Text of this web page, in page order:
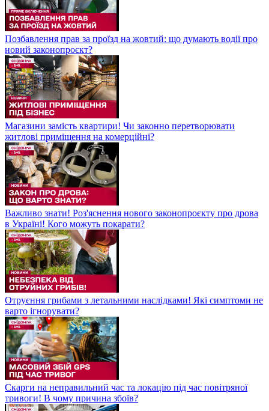
Позбавлення прав за проїзд на жовтий: що думають водії про
новий законопроєкт?
Магазини замість квартири! Чи законно перетворювати
житлові приміщення на комерційні?
Важливо знати! Роз'яснення нового законопроєкту про дрова
в Україні! Кого можуть покарати?
Отруєння грибами з летальними наслідками! Які симптоми не
варто ігнорувати?
Скарги на неправильний час та локацію під час повітряної
тривоги! В чому причина збоїв?